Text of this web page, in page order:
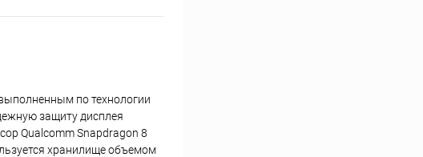
по технологии
защиту дисплея
Qualcomm Snapdragon 8
хранилище объемом